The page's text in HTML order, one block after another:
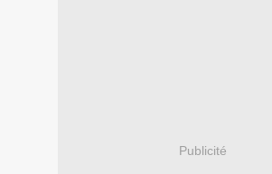
Publicité